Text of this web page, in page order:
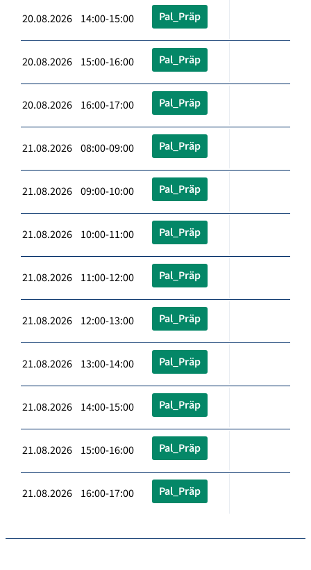
20.08.2026 14:00-15:00 Pal_Präp
20.08.2026 15:00-16:00 Pal_Präp
20.08.2026 16:00-17:00 Pal_Präp
21.08.2026 08:00-09:00 Pal_Präp
21.08.2026 09:00-10:00 Pal_Präp
21.08.2026 10:00-11:00 Pal_Präp
21.08.2026 11:00-12:00 Pal_Präp
21.08.2026 12:00-13:00 Pal_Präp
21.08.2026 13:00-14:00 Pal_Präp
21.08.2026 14:00-15:00 Pal_Präp
21.08.2026 15:00-16:00 Pal_Präp
21.08.2026 16:00-17:00 Pal_Präp